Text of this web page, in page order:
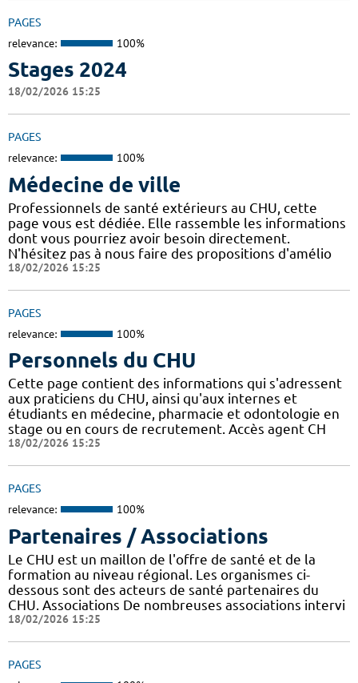
PAGES
relevance: 100%
Stages 2024
18/02/2026 15:25
PAGES
relevance: 100%
Médecine de ville
Professionnels de santé extérieurs au CHU, cette
page vous est dédiée. Elle rassemble les informations
dont vous pourriez avoir besoin directement.
N'hésitez pas à nous faire des propositions d'amélio
18/02/2026 15:25
PAGES
relevance: 100%
Personnels du CHU
Cette page contient des informations qui s'adressent
aux praticiens du CHU, ainsi qu'aux internes et
étudiants en médecine, pharmacie et odontologie en
stage ou en cours de recrutement. Accès agent CH
18/02/2026 15:25
PAGES
relevance: 100%
Partenaires / Associations
Le CHU est un maillon de l'offre de santé et de la
formation au niveau régional. Les organismes ci-
dessous sont des acteurs de santé partenaires du
CHU. Associations De nombreuses associations intervi
18/02/2026 15:25
PAGES